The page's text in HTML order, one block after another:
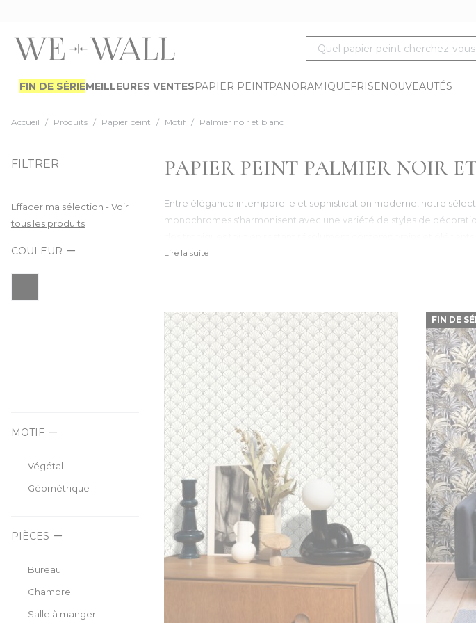
Quel papier peint cherchez-vous
FIN DE SÉRIEMEILLEURES VENTESPAPIER PEINTPANORAMIQUEFRISENOUVEAUTÉS
Accueil / Produits / Papier peint / Motif / Palmier noir et blanc
FILTRER
Effacer ma sélection - Voir
tous les produits
COULEUR
MOTIF
Végétal
Géométrique
PIÈCES
Bureau
Chambre
Salle à manger
PAPIER PEINT PALMIER NOIR
Entre élégance intemporelle et sophistication moderne, notre
monochromes s'harmonisent avec une variété de styles de
Lire la suite
FIN DE